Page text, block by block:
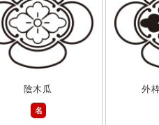
陰木瓜
名
外